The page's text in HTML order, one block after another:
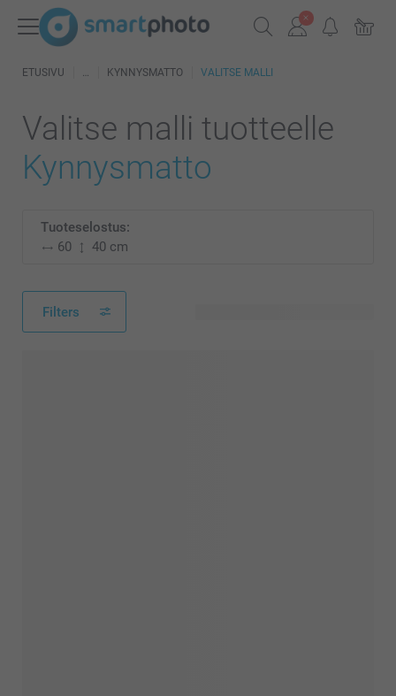
ETUSIVU KYNNYSMATTO VALITSE MALLI
Valitse malli tuotteelle
Kynnysmatto
Tuoteselostus:
60
40 cm
Filters